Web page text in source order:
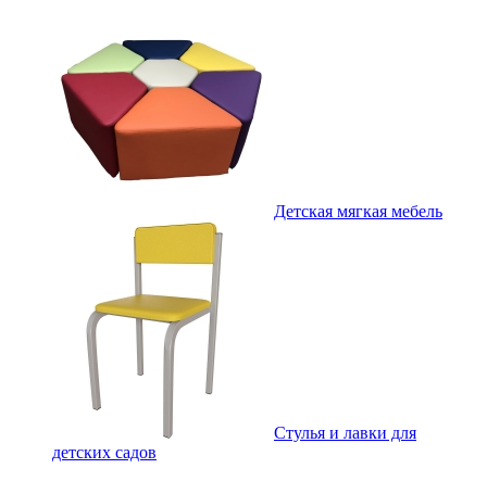
Детская мягкая мебель
Стулья и лавки для
детских садов